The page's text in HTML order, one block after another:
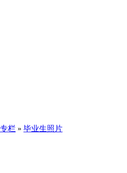
栏 » 毕业生照片